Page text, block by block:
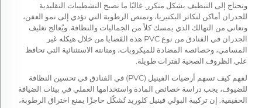
وتحتاج إلى التنظيف بشكل متكرر. غالبًا ما تصبح التشطيبات التقليدية
للجدران أماكن لتكاثر البكتيريا، وتمتص الرطوبة التي تؤدي إلى نمو العفن،
وتعاني من التهالك الذي يمسك كلاً من الجماليات والنظافة. ويُعالج تغليف
الجدران في الفنادق من نوع PVC هذه القضايا من خلال هيكله غير
المسامي، وخصائصه المضادة للميكروبات، ومتانته الاستثنائية التي تحافظ
على الظروف الصحية لفترات طويلة.
لفهم كيف تسهم أرضيات الفينيل (PVC) في الفنادق في تحسين النظافة
للضيوف، يجب دراسة خصائص المادة واستخدامها العملي في بيئات الضيافة
الحقيقية. إن تركيبة البولي فينيل كلوريد تُشكّل حاجزًا يمنع اختراق الرطوبة،